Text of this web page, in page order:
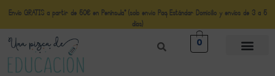
Envío GRATIS a partir de 50€ en Península* (solo envio Paq Estándar Domicilio y envíos de 3 a 5
días)
0